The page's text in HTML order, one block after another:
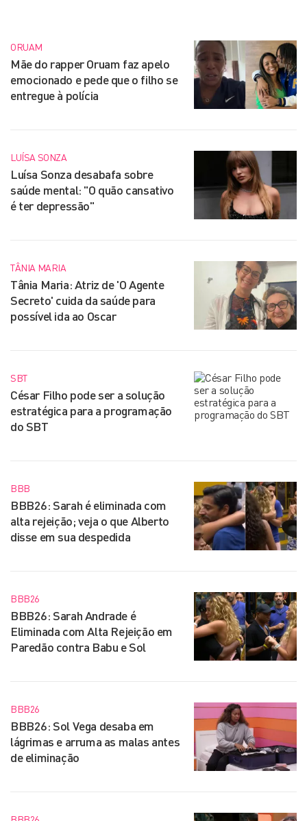
ORUAM
Mãe do rapper Oruam faz apelo
emocionado e pede que o filho se
entregue à polícia
LUÍSA SONZA
Luísa Sonza desabafa sobre
saúde mental: "O quão cansativo
é ter depressão"
TÂNIA MARIA
Tânia Maria: Atriz de 'O Agente
Secreto' cuida da saúde para
possível ida ao Oscar
SBT
César Filho pode ser a solução
estratégica para a programação
do SBT
BBB
BBB26: Sarah é eliminada com
alta rejeição; veja o que Alberto
disse em sua despedida
BBB26
BBB26: Sarah Andrade é
Eliminada com Alta Rejeição em
Paredão contra Babu e Sol
BBB26
BBB26: Sol Vega desaba em
lágrimas e arruma as malas antes
de eliminação